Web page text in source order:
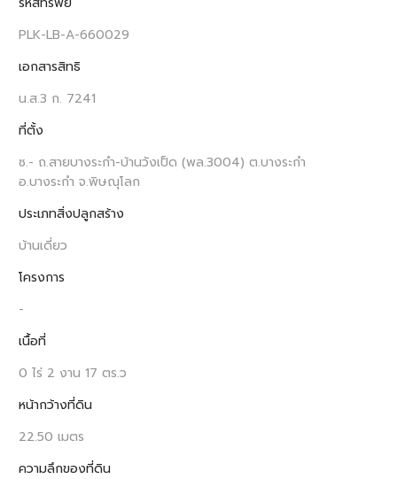
PLK-LB-A-660029
เอกสารสิทธิ
น.ส.3 ก. 7241
ที่ตั้ง
ซ.- ถ.สายบางระกำ-บ้านวังเป็ด (พล.3004) ต.บางระกำ
อ.บางระกำ จ.พิษณุโลก
ประเภทสิ่งปลูกสร้าง
บ้านเดี่ยว
โครงการ
-
เนื้อที่
0 ไร่ 2 งาน 17 ตร.ว
หน้ากว้างที่ดิน
22.50 เมตร
ความลึกของที่ดิน